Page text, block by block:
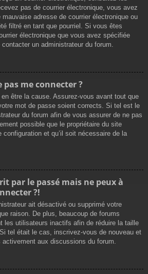
pas de courrier électronique, vous avez
adresse de courrier électronique ou
filtré en tant que pourriel. Si vous êtes
électronique que vous avez spécifiée
un administrateur du forum.
me connecter ?
être la cause. Assurez-vous avant tout que
mot de passe soient corrects. Si tel est le
du forum afin de vous assurer de ne pas
possible que le propriétaire du site
configuration et qu’il soit nécessaire de la
par le passé mais ne peux à
?!
ait désactivé ou supprimé votre
raison. De plus, beaucoup de forums
les utilisateurs inactifs afin de réduire la taille
tel était le cas, inscrivez-vous de nouveau et
aux discussions du forum.